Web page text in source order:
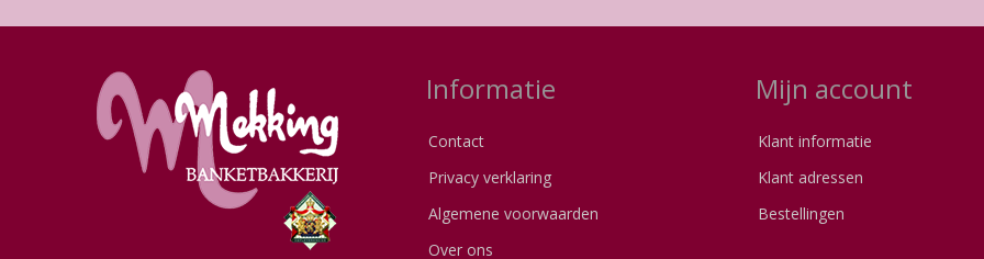
Informatie
Contact
Privacy verklaring
Algemene voorwaarden
Over ons
Mijn account
Klant informatie
Klant adressen
Bestellingen